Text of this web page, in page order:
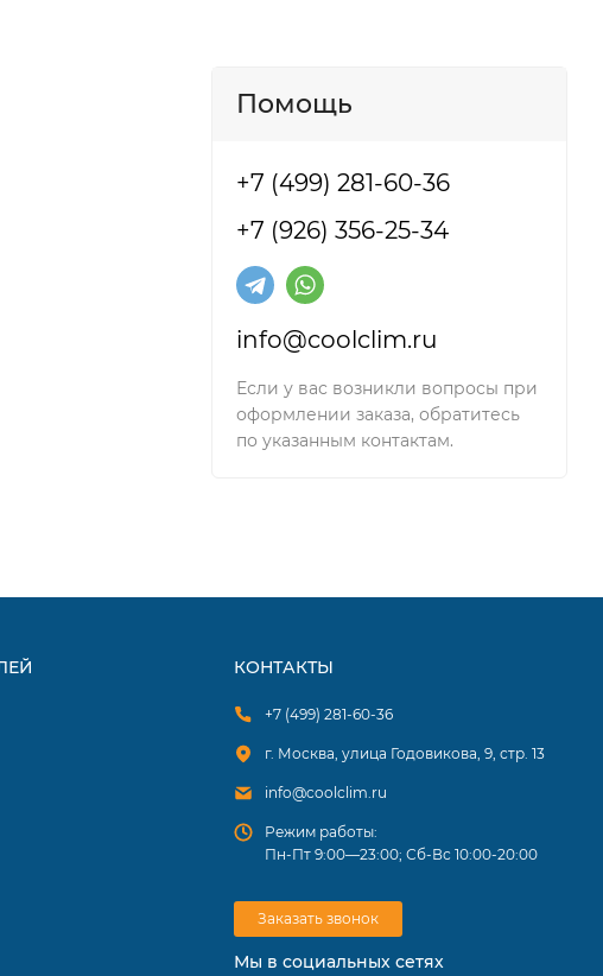
Помощь
+7 (499) 281-60-36
+7 (926) 356-25-34
info@coolclim.ru
Если у вас возникли вопросы при
оформлении заказа, обратитесь
по указанным контактам.
КОНТАКТЫ
+7 (499) 281-60-36
г. Москва, улица Годовикова, 9, стр. 13
info@coolclim.ru
Режим работы:
Пн-Пт 9:00—23:00; Сб-Вс 10:00-20:00
Заказать звонок
Мы в социальных сетях